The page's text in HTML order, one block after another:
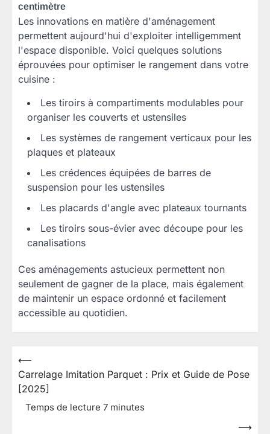
centimètre
Les innovations en matière d'aménagement
permettent aujourd'hui d'exploiter intelligemment
l'espace disponible. Voici quelques solutions
éprouvées pour optimiser le rangement dans votre
cuisine :
Les tiroirs à compartiments modulables pour
organiser les couverts et ustensiles
Les systèmes de rangement verticaux pour les
plaques et plateaux
Les crédences équipées de barres de
suspension pour les ustensiles
Les placards d'angle avec plateaux tournants
Les tiroirs sous-évier avec découpe pour les
canalisations
Ces aménagements astucieux permettent non
seulement de gagner de la place, mais également
de maintenir un espace ordonné et facilement
accessible au quotidien.
Navigation
de
⟵
Carrelage Imitation Parquet : Prix et Guide de Pose
[2025]
⟶